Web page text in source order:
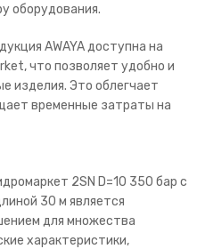
оборудования.
AWAYAдоступна на
что позволяет удобно и
изделия. Это облегчает
временные затраты на
2SN D=10 350 бар с
30 м является
для множества
характеристики,